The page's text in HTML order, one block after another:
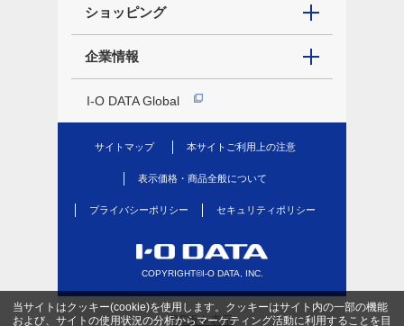
ショッピング
企業情報
I-O DATA Global
サイトマップ 本サイトご利用上の注意
表示価格・商品全般について
プライバシーポリシー セキュリティポリシー
COPYRIGHT©I-O DATA, INC.
当サイトはクッキー(cookie)を使用します。クッキーはサイト内の一部の機能
および、サイトの使用状況の分析からマーケティング活動に利用することを目
PC版を表示